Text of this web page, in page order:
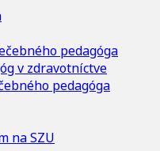
pedagóga
v zdravotníctve
pedagóga
na SZU